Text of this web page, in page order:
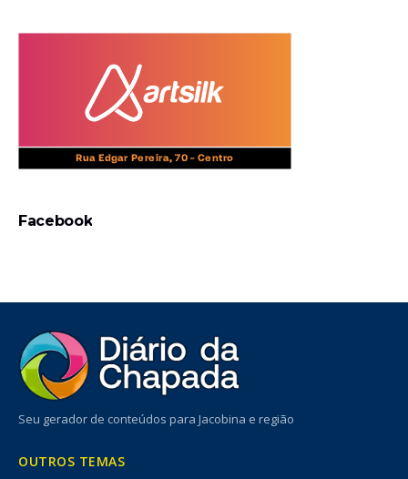
Facebook
Seu gerador de conteúdos para Jacobina e região
OUTROS TEMAS